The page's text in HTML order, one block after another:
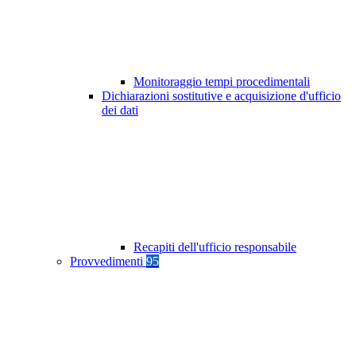
Monitoraggio tempi procedimentali
Dichiarazioni sostitutive e acquisizione d'ufficio
dei dati
Recapiti dell'ufficio responsabile
Provvedimenti 95